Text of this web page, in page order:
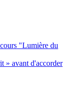
"Lumière du
» avant d'accorder